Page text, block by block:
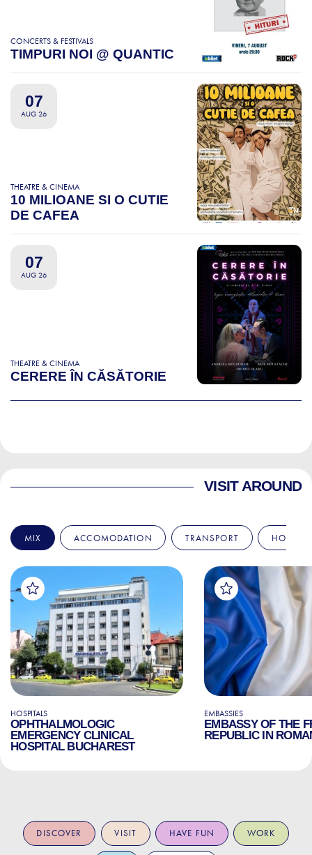
CONCERTS & FESTIVALS
TIMPURI NOI @ QUANTIC
07
AUG 26
THEATRE & CINEMA
10 MILIOANE SI O CUTIE
DE CAFEA
07
AUG 26
THEATRE & CINEMA
CERERE ÎN CĂSĂTORIE
VISIT AROUND
MIX ACCOMODATION TRANSPORT
HOSPITALS
OPHTHALMOLOGIC
EMERGENCY CLINICAL
HOSPITAL BUCHAREST
EMBASSIES
EMBASSY OF THE
REPUBLIC IN
DISCOVER VISIT HAVE FUN WORK